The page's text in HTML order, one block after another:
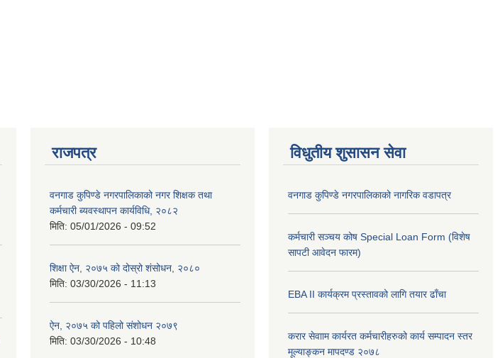
राजपत्र
वनगाड कुपिण्डे नगरपालिकाको नगर शिक्षक तथा
कर्मचारी ब्यवस्थापन कार्यविधि, २०८२
मिति: 05/01/2026 - 09:52
शिक्षा ऐन, २०७५ को दोस्रो शंसोधन, २०८०
मिति: 03/30/2026 - 11:13
ऐन, २०७५ को पहिलो संशोधन २०७९
मिति: 03/30/2026 - 10:48
विधुतीय शुसासन सेवा
वनगाड कुपिण्डे नगरपालिकाको नागरिक वडापत्र
कर्मचारी सञ्चय कोष Special Loan Form (विशेष
सापटी आवेदन फारम)
EBA II कार्यक्रम प्रस्तावको लागि तयार ढाँचा
करार सेवााम कार्यरत कर्मचारीहरुको कार्य सम्पादन स्तर
मूल्याङ्कन मापदण्ड २०७८